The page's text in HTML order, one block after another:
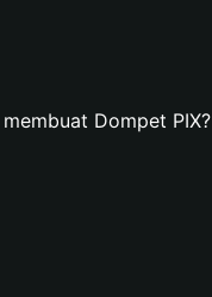
Dompet PIX?